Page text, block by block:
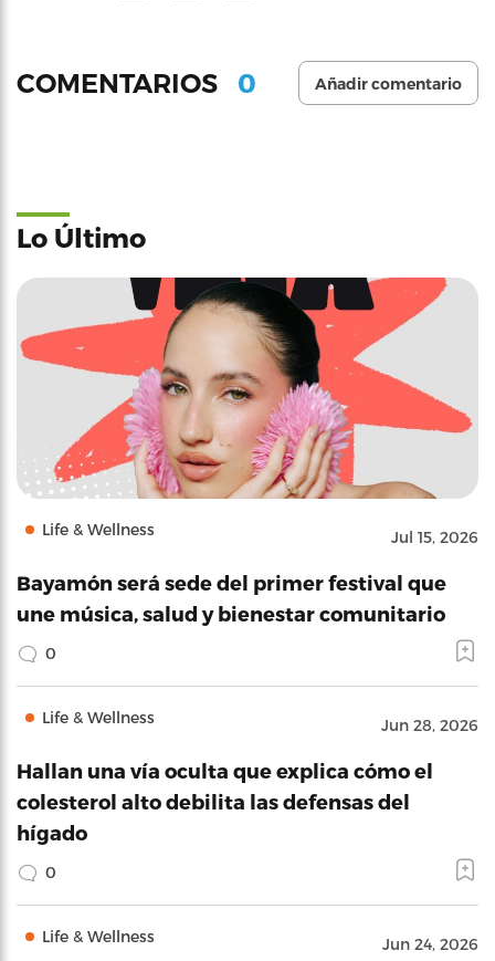
COMENTARIOS 0 Añadir comentario
Lo Último
Life & Wellness Jul 15, 2026
Bayamón será sede del primer festival que
une música, salud y bienestar comunitario
0
Life & Wellness Jun 28, 2026
Hallan una vía oculta que explica cómo el
colesterol alto debilita las defensas del
hígado
0
Life & Wellness Jun 24, 2026